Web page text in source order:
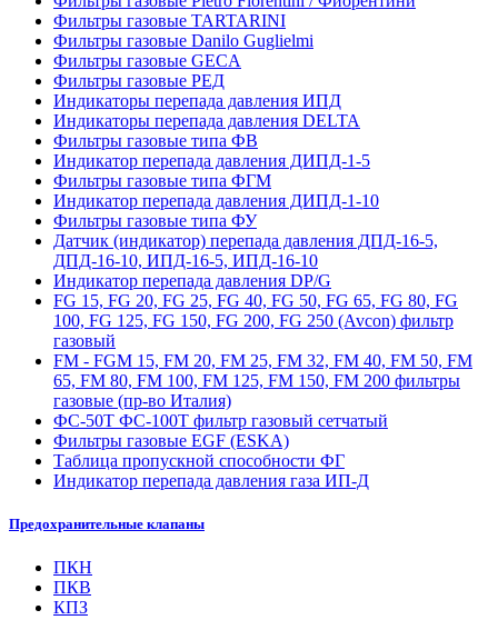
Фильтры газовые TARTARINI
Фильтры газовые Danilo Guglielmi
Фильтры газовые GECA
Фильтры газовые РЕД
Индикаторы перепада давления ИПД
Индикаторы перепада давления DELTA
Фильтры газовые типа ФВ
Индикатор перепада давления ДИПД-1-5
Фильтры газовые типа ФГМ
Индикатор перепада давления ДИПД-1-10
Фильтры газовые типа ФУ
Датчик (индикатор) перепада давления ДПД-16-5,
ДПД-16-10, ИПД-16-5, ИПД-16-10
Индикатор перепада давления DP/G
FG 15, FG 20, FG 25, FG 40, FG 50, FG 65, FG 80, FG
100, FG 125, FG 150, FG 200, FG 250 (Avcon) фильтр
газовый
FM - FGM 15, FM 20, FM 25, FM 32, FM 40, FM 50, FM
65, FM 80, FM 100, FM 125, FM 150, FM 200 фильтры
газовые (пр-во Италия)
ФС-50Т ФС-100Т фильтр газовый сетчатый
Фильтры газовые EGF (ESKA)
Таблица пропускной способности ФГ
Индикатор перепада давления газа ИП-Д
Предохранительные клапаны
ПКН
ПКВ
КПЗ